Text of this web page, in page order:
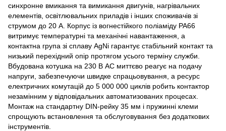
синхронне вмикання та вимикання двигунів, нагрівальних
елементів, освітлювальних приладів і інших споживачів зі
струмом до 20 А. Корпус із вогнестійкого поліаміду PA66
витримує температурні та механічні навантаження, а
контактна група зі сплаву AgNi гарантує стабільний контакт та
низький перехідний опір протягом усього терміну служби.
Вбудована котушка на 230 В AC миттєво реагує на подачу
напруги, забезпечуючи швидке спрацьовування, а ресурс
електричних комутацій до 5 000 000 циклів робить контактор
незамінним у відповідальних автоматизованих процесах.
Монтаж на стандартну DIN-рейку 35 мм і пружинні клеми
спрощують встановлення та обслуговування без додаткових
інструментів.